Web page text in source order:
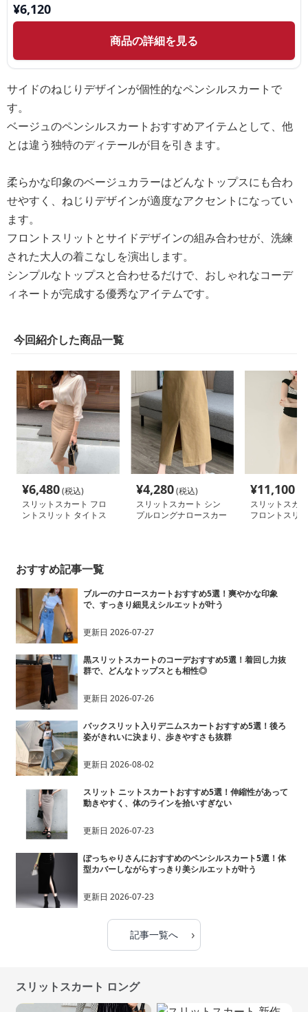
¥6,120
商品の詳細を見る
サイドのねじりデザインが個性的なペンシルスカートで
す。
ベージュのペンシルスカートおすすめアイテムとして、他
とは違う独特のディテールが目を引きます。
柔らかな印象のベージュカラーはどんなトップスにも合わ
せやすく、ねじりデザインが適度なアクセントになってい
ます。
フロントスリットとサイドデザインの組み合わせが、洗練
された大人の着こなしを演出します。
シンプルなトップスと合わせるだけで、おしゃれなコーデ
ィネートが完成する優秀なアイテムです。
今回紹介した商品一覧
¥6,480(税込)
スリットスカート フロ
ントスリット タイトス
¥4,280(税込)
スリットスカート シン
プルロングナロースカー
¥11,100
スリットスカ
フロントスリ
おすすめ記事一覧
ブルーのナロースカートおすすめ5選！爽やかな印象
で、すっきり細見えシルエットが叶う
更新日 2026-07-27
黒スリットスカートのコーデおすすめ5選！着回し力抜
群で、どんなトップスとも相性◎
更新日 2026-07-26
バックスリット入りデニムスカートおすすめ5選！後ろ
姿がきれいに決まり、歩きやすさも抜群
更新日 2026-08-02
スリット ニットスカートおすすめ5選！伸縮性があって
動きやすく、体のラインを拾いすぎない
更新日 2026-07-23
ぽっちゃりさんにおすすめのペンシルスカート5選！体
型カバーしながらすっきり美シルエットが叶う
更新日 2026-07-23
記事一覧へ ›
スリットスカート ロング